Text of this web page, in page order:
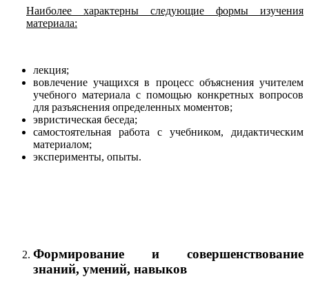
Наиболее характерны следующие формы изучения
материала:
лекция;
вовлечение учащихся в процесс объяснения учителем
учебного материала с помощью конкретных вопросов
для разъяснения определенных моментов;
эвристическая беседа;
самостоятельная работа с учебником, дидактическим
материалом;
эксперименты, опыты.
Формирование и совершенствование
знаний, умений, навыков